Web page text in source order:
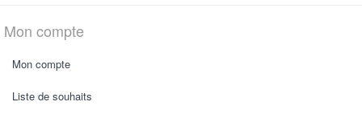
Mon compte
Mon compte
Liste de souhaits